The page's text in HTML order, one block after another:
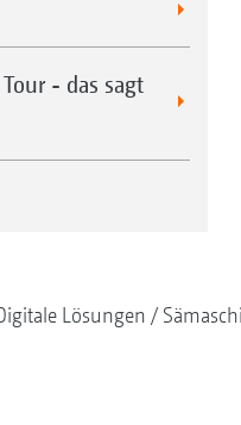
- das sagt
Lösungen